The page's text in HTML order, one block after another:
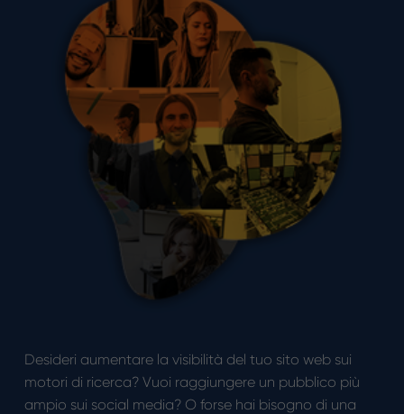
Desideri aumentare la visibilità del tuo sito web sui
motori di ricerca? Vuoi raggiungere un pubblico più
ampio sui social media? O forse hai bisogno di una